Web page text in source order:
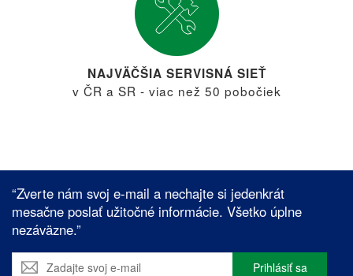
NAJVÄČŠIA SERVISNÁ SIEŤ
v ČR a SR - viac než 50 pobočiek
“Zverte nám svoj e-mail a nechajte si jedenkrát
mesačne poslať užitočné informácie. Všetko úplne
nezáväzne.”
Prihlásiť sa